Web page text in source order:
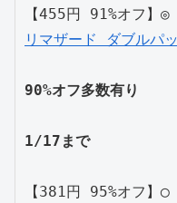
【455円 91%オフ】◎
リマザード ダブルパ
90%オフ多数有り
1/17まで
【381円 95%オフ】◯